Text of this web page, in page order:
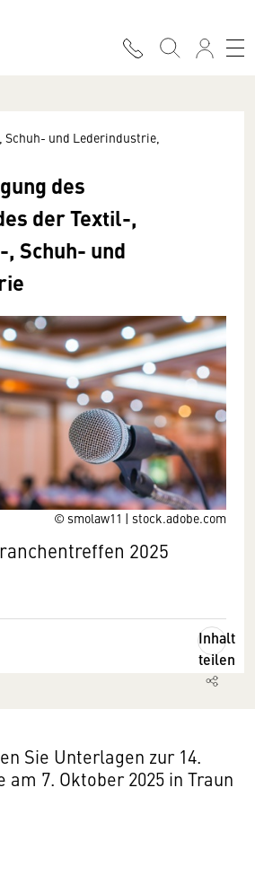
© smolaw11 | stock.adobe.com
und Lederindustrie,
des
der Textil-,
Schuh- und
2025
Inhalt
teilen
Sie Unterlagen zur 14.
am 7. Oktober 2025 in Traun